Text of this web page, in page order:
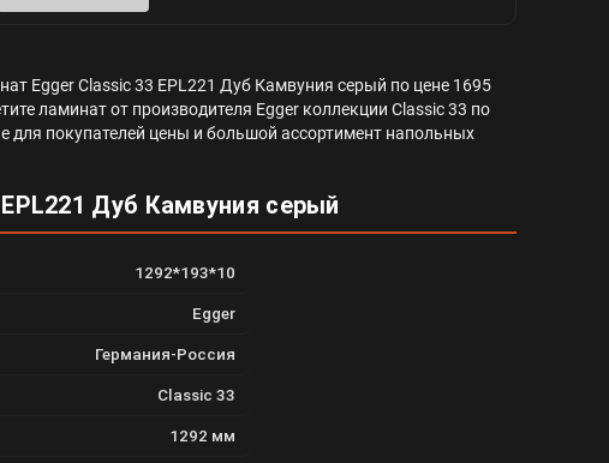
Egger Classic 33 EPL221 Дуб Камвуния серый по цене 1695
ламинат от производителя Egger коллекции Classic 33 по
для покупателей цены и большой ассортимент напольных
Дуб Камвуния серый
1292*193*10
Egger
Германия-Россия
Classic 33
1292 мм